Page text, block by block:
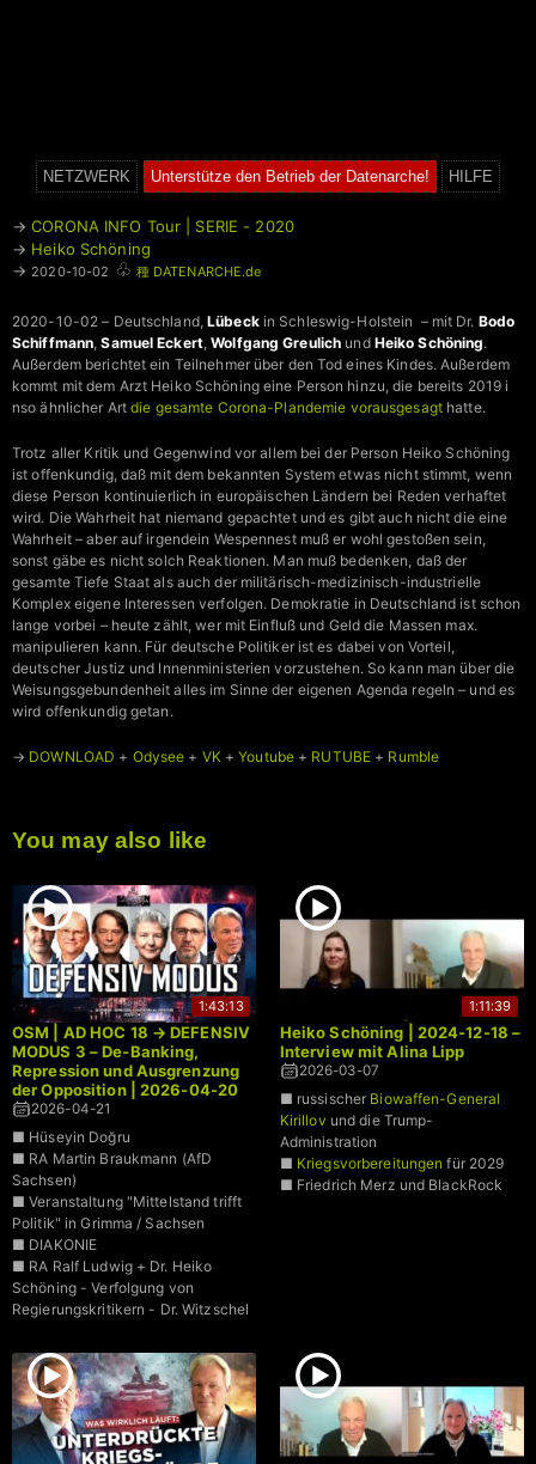
NETZWERK Unterstütze den Betrieb der Datenarche! HILFE
→CORONA INFO Tour | SERIE - 2020
→ Heiko Schöning
→ 2020-10-02 ♧ 種 DATENARCHE.de
2020-10-02 – Deutschland,Lübeckin Schleswig-Holstein – mit Dr. Bodo
Schiffmann,Samuel Eckert,Wolfgang Greulich und Heiko Schöning.
Außerdem berichtet ein Teilnehmer über den Tod eines Kindes. Außerdem
kommt mit dem Arzt Heiko Schöning eine Person hinzu, die bereits 2019 i
nso ähnlicher Artdie gesamte Corona-Plandemie vorausgesagthatte.
Trotz aller Kritik und Gegenwind vor allem bei der Person Heiko Schöning
ist offenkundig, daß mit dem bekannten System etwas nicht stimmt, wenn
diese Person kontinuierlich in europäischen Ländern bei Reden verhaftet
wird. Die Wahrheit hat niemand gepachtet und es gibt auch nicht die eine
Wahrheit – aber auf irgendein Wespennest muß er wohl gestoßen sein,
sonst gäbe es nicht solch Reaktionen. Man muß bedenken, daß der
gesamte Tiefe Staat als auch der militärisch-medizinisch-industrielle
Komplex eigene Interessen verfolgen. Demokratie in Deutschland ist schon
lange vorbei – heute zählt, wer mit Einfluß und Geld die Massen max.
manipulieren kann. Für deutsche Politiker ist es dabei von Vorteil,
deutscher Justiz und Innenministerien vorzustehen. So kann man über die
Weisungsgebundenheit alles im Sinne der eigenen Agenda regeln – und es
wird offenkundig getan.
→ DOWNLOAD + Odysee + VK+Youtube + RUTUBE + Rumble
You may also like
1:43:13
OSM | AD HOC 18 → DEFENSIV
MODUS 3 – De-Banking,
Repression und Ausgrenzung
der Opposition | 2026-04-20
2026-04-21
■ Hüseyin Doğru
■ RA Martin Braukmann (AfD
Sachsen)
■ Veranstaltung "Mittelstand trifft
Politik" in Grimma / Sachsen
■ DIAKONIE
■ RA Ralf Ludwig + Dr. Heiko
Schöning - Verfolgung von
Regierungskritikern - Dr. Witzschel
1:11:39
Heiko Schöning | 2024-12-18 –
Interview mit Alina Lipp
2026-03-07
■ russischer Biowaffen-General
Kirillov und die Trump-
Administration
■ Kriegsvorbereitungen für 2029
■ Friedrich Merz und BlackRock